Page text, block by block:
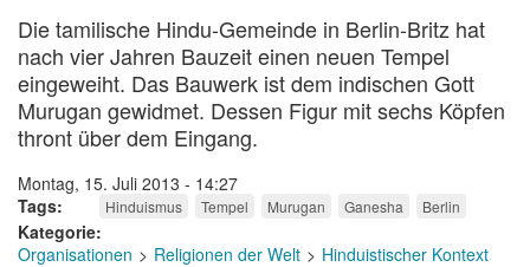
Die tamilische Hindu-Gemeinde in Berlin-Britz hat
nach vier Jahren Bauzeit einen neuen Tempel
eingeweiht. Das Bauwerk ist dem indischen Gott
Murugan gewidmet. Dessen Figur mit sechs Köpfen
thront über dem Eingang.
Montag, 15. Juli 2013 - 14:27
Tags
Hinduismus Tempel Murugan Ganesha Berlin
Kategorie
Organisationen
Religionen der Welt Hinduistischer Kontext